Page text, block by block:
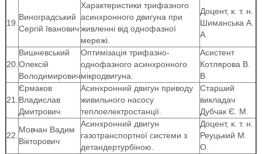
19.
Виноградський
Сергій Іванович
Характеристики трифазного
асинхронного двигуна при
живленні від однофазної
мережі.
Доцент, к. т. н.
Шиманська А.
А.
20.
Вишневський
Олексій
Володимирович
Оптимізація трифазно-
однофазного асинхронного
мікродвигуна.
Асистент
Котлярова В.
В
21.
Єрмаков
Владислав
Дмитрович
Асинхронний двигун приводу
живильного насосу
теплоелектростанції.
Старший
викладач
Дубчак Є. М.
22.
Мовчан Вадим
Вікторович
Асинхронний двигун
газотранспортної системи з
детандертурбіною.
Доцент, к. т. н.
Реуцький М.
О.